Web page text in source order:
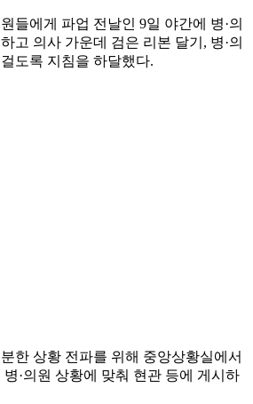
들에게 파업 전날인 9일 야간에 병·의
고 의사 가운데 검은 리본 달기, 병·의
도록 지침을 하달했다.
한 상황 전파를 위해 중앙상황실에서
·의원 상황에 맞춰 현관 등에 게시하